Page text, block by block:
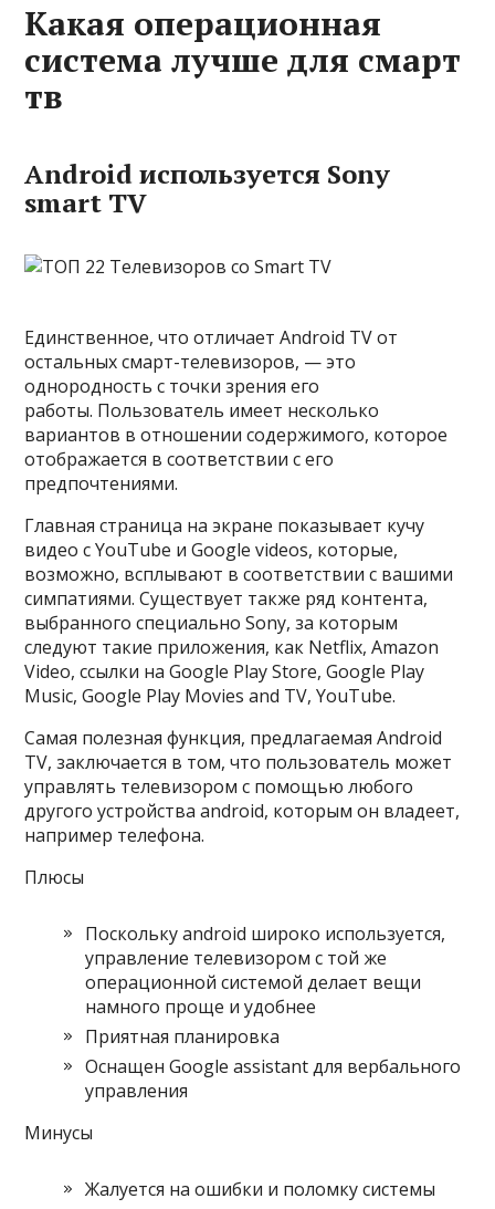
Какая операционная
система лучше для смарт
тв
Android используется Sony
smart TV
Единственное, что отличает Android TV от
остальных смарт-телевизоров, — это
однородность с точки зрения его
работы. Пользователь имеет несколько
вариантов в отношении содержимого, которое
отображается в соответствии с его
предпочтениями.
Главная страница на экране показывает кучу
видео с YouTube и Google videos, которые,
возможно, всплывают в соответствии с вашими
симпатиями. Существует также ряд контента,
выбранного специально Sony, за которым
следуют такие приложения, как Netflix, Amazon
Video, ссылки на Google Play Store, Google Play
Music, Google Play Movies and TV, YouTube.
Самая полезная функция, предлагаемая Android
TV, заключается в том, что пользователь может
управлять телевизором с помощью любого
другого устройства android, которым он владеет,
например телефона.
Плюсы
Поскольку android широко используется,
управление телевизором с той же
операционной системой делает вещи
намного проще и удобнее
Приятная планировка
Оснащен Google assistant для вербального
управления
Минусы
Жалуется на ошибки и поломку системы